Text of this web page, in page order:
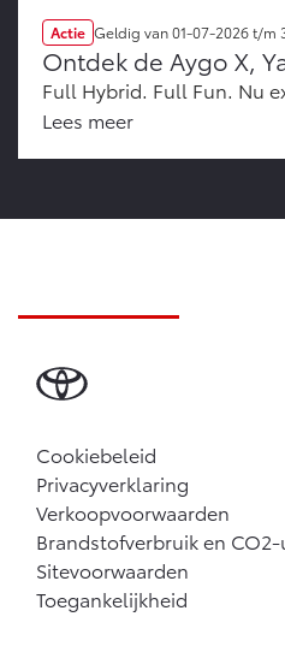
Actie Geldig van01-07-2026t/m
Ontdek de Aygo X,
Full Hybrid. Full Fun. Nu
Lees meer
Cookiebeleid
Privacyverklaring
Verkoopvoorwaarden
Brandstofverbruik en
Sitevoorwaarden
Toegankelijkheid